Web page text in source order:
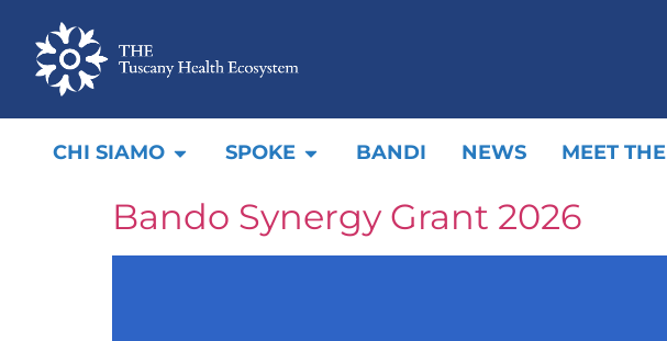
CHI SIAMO SPOKE BANDI NEWS MEET THE
Bando Synergy Grant 2026